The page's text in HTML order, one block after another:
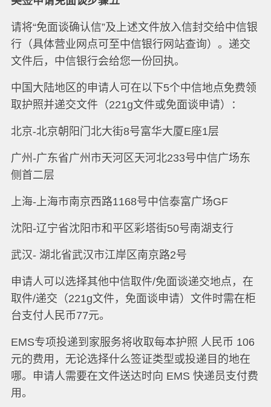
请将“免面谈确认信”及上述文件放入信封交给中信银
行（具体营业网点可至中信银行网站查询）。递交
文件后，中信银行会给您一份回执。
中国大陆地区的申请人可在以下5个中信地点免费领
取护照并递交文件（221g文件或免面谈申请）：
北京-北京朝阳门北大街8号富华大厦E座1层
广州-广东省广州市天河区天河北233号中信广场东
侧首二层
上海-上海市南京西路1168号中信泰富广场GF
沈阳-辽宁省沈阳市和平区彩塔街50号南湖支行
武汉- 湖北省武汉市江岸区南京路2号
申请人可以选择其他中信取件/免面谈递交地点，在
取件/递交（221g文件，免面谈申请）文件时需在柜
台支付人民币77元。
EMS专项投递到家服务将收取每本护照 人民币 106
元的费用，无论选择什么签证类型或投递目的地在
哪。申请人需要在文件送达时向 EMS 快递员支付费
用。